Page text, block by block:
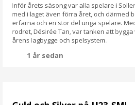
Inför årets säsong var alla spelare i
med i laget även förra året, och därmed
erfarna och en stor del unga spelare.
rodret, Désirée Tan, var tanken att
årens lagbygge och spelsystem.
1 år sedan